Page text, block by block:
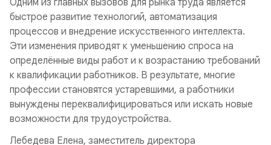
Одним из главных вызовов для рынка труда является
быстрое развитие технологий, автоматизация
процессов и внедрение искусственного интеллекта.
Эти изменения приводят к уменьшению спроса на
определённые виды работ и к возрастанию требований
к квалификации работников. В результате, многие
профессии становятся устаревшими, а работники
вынуждены переквалифицироваться или искать новые
возможности для трудоустройства.
Лебедева Елена, заместитель директора